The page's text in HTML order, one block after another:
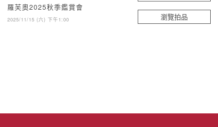
羅芙奧2025秋季鑑賞會
2025/11/15 (六) 下午1:00 瀏覽拍品